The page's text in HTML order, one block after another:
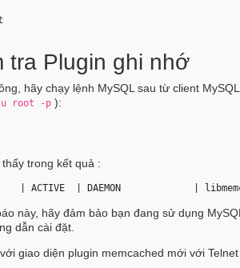
tra Plugin ghi nhớ
hãy chạy lệnh MySQL sau từ client
u root -p ):
trong kết quả :
| ACTIVE
| DAEMON             |
này, hãy đảm bảo bạn đang sử dụng
dẫn cài đặt.
giao diện plugin memcached mới với